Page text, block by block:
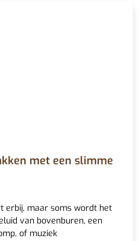
met een slimme
erbij, maar soms wordt het
van bovenburen, een
of muziek